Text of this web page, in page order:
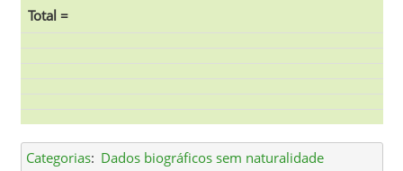
Total =
Categorias: Dados biográficos sem naturalidade